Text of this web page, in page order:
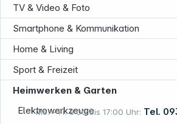
Mo. – Fr. 8:00 bis 17:00 Uhr: Tel.
TV & Video & Foto
Smartphone & Kommunikation
Home & Living
Sport & Freizeit
Heimwerken & Garten
Elektrowerkzeuge
Informationen